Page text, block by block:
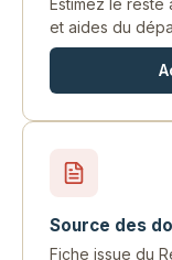
Estimez le reste
et aides du
Source des
Fiche issue du